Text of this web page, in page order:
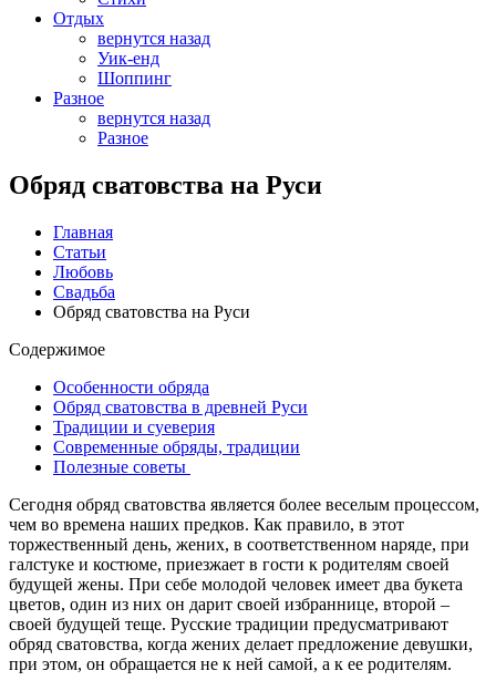
Отдых
вернутся назад
Уик-енд
Шоппинг
Разное
вернутся назад
Разное
Обряд сватовства на Руси
Главная
Статьи
Любовь
Свадьба
Обряд сватовства на Руси
Содержимое
Особенности обряда
Обряд сватовства в древней Руси
Традиции и суеверия
Современные обряды, традиции
Полезные советы
Сегодня обряд сватовства является более веселым процессом,
чем во времена наших предков. Как правило, в этот
торжественный день, жених, в соответственном наряде, при
галстуке и костюме, приезжает в гости к родителям своей
будущей жены. При себе молодой человек имеет два букета
цветов, один из них он дарит своей избраннице, второй –
своей будущей теще. Русские традиции предусматривают
обряд сватовства, когда жених делает предложение девушки,
при этом, он обращается не к ней самой, а к ее родителям.